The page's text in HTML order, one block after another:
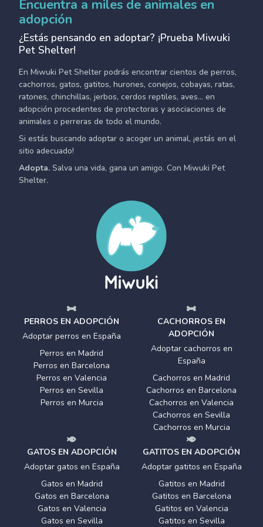
Encuentra a miles de animales en
adopción
¿Estás pensando en adoptar? ¡Prueba Miwuki
Pet Shelter!
En Miwuki Pet Shelter podrás encontrar cientos de perros,
cachorros, gatos, gatitos, hurones, conejos, cobayas, ratas,
ratones, chinchillas, jerbos, cerdos reptiles, aves... en
adopción procedentes de protectoras y asociaciones de
animales o perreras de todo el mundo.
Si estás buscando adoptar o acoger un animal, ¡estás en el
sitio adecuado!
Adopta. Salva una vida, gana un amigo. Con Miwuki Pet
Shelter.
PERROS EN ADOPCIÓN
Adoptar perros en España
Perros en Madrid
Perros en Barcelona
Perros en Valencia
Perros en Sevilla
Perros en Murcia
CACHORROS EN
ADOPCIÓN
Adoptar cachorros en
España
Cachorros en Madrid
Cachorros en Barcelona
Cachorros en Valencia
Cachorros en Sevilla
Cachorros en Murcia
GATOS EN ADOPCIÓN
Adoptar gatos en España
Gatos en Madrid
Gatos en Barcelona
Gatos en Valencia
Gatos en Sevilla
GATITOS EN ADOPCIÓN
Adoptar gatitos en España
Gatitos en Madrid
Gatitos en Barcelona
Gatitos en Valencia
Gatitos en Sevilla